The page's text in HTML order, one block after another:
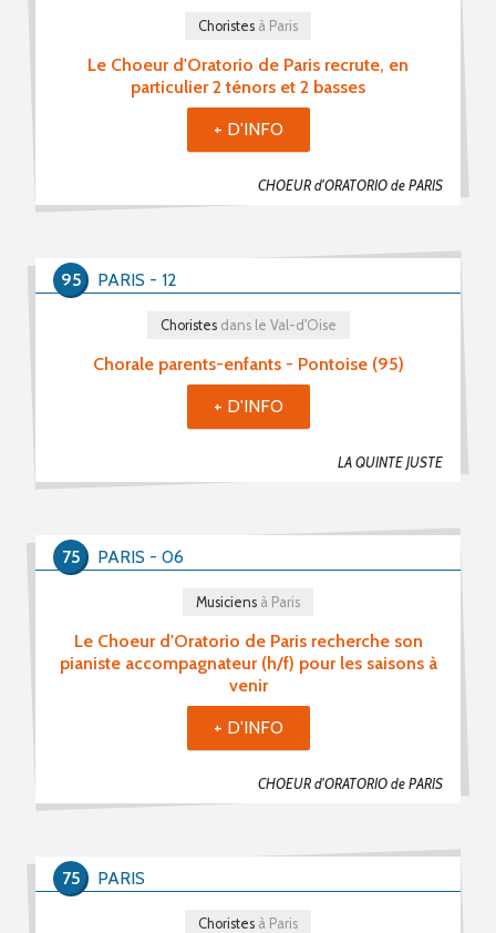
Le Choeur d'Oratorio de Paris recrute, en
particulier 2 ténors et 2 basses
CHOEUR d'ORATORIO de PARIS
Choristes à Paris
+ D'INFO
Chorale parents-enfants - Pontoise (95)
LA QUINTE JUSTE
Choristesdans le Val-d'Oise
PARIS - 12
95
+ D'INFO
Le Choeur d'Oratorio de Paris recherche son
pianiste accompagnateur (h/f) pour les saisons à
venir
CHOEUR d'ORATORIO de PARIS
Musiciens à Paris
PARIS - 06
75
+ D'INFO
Choristes à Paris
PARIS
75